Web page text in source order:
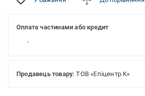
Оплата частинами або кредит
Продавець товару: ТОВ «Епіцентр К»